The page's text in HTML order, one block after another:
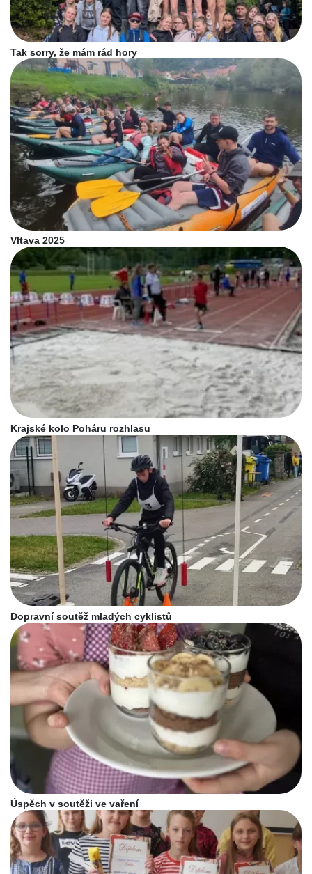
Tak sorry, že mám rád hory
Vltava 2025
Krajské kolo Poháru rozhlasu
Dopravní soutěž mladých cyklistů
Úspěch v soutěži ve vaření